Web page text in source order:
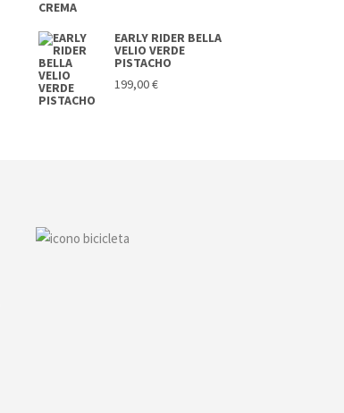
EARLY RIDER BELLA
VELIO VERDE
PISTACHO
199,00€